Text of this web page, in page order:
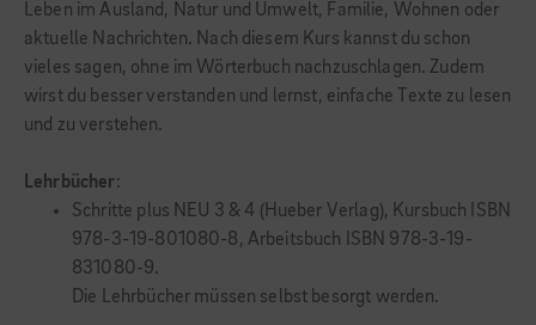
Leben im Ausland, Natur und Umwelt, Familie, Wohnen oder
aktuelle Nachrichten. Nach diesem Kurs kannst du schon
vieles sagen, ohne im Wörterbuch nachzuschlagen. Zudem
wirst du besser verstanden und lernst, einfache Texte zu lesen
und zu verstehen.
Lehrbücher:
Schritte plus NEU 3 & 4 (Hueber Verlag), Kursbuch ISBN
978-3-19-801080-8, Arbeitsbuch ISBN 978-3-19-
831080-9.
Die Lehrbücher müssen selbst besorgt werden.